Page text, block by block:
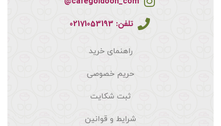
تلفن: 02171053193
راهنمای خرید
حریم خصوصی
ثبت شکایت
شرایط و قوانین